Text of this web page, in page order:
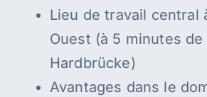
Lieu de travail central
Ouest (à 5 minutes de
Hardbrücke)
Avantages dans le